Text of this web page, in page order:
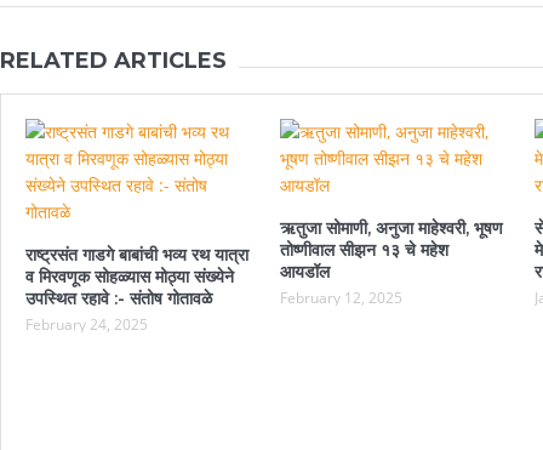
RELATED ARTICLES
राष्ट्रसंत गाडगे बाबांची भव्य रथ यात्रा
व मिरवणूक सोहळ्यास मोठ्या संख्येने
उपस्थित रहावे :- संतोष गोतावळे
February 24, 2025
ऋतुजा सोमाणी, अनुजा माहेश्वरी, भूषण
तोष्णीवाल सीझन १३ चे महेश
आयडॉल
February 12, 2025